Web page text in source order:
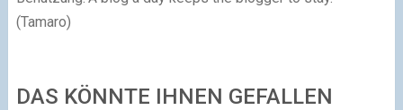
(Tamaro)
DAS KÖNNTE IHNEN GEFALLEN